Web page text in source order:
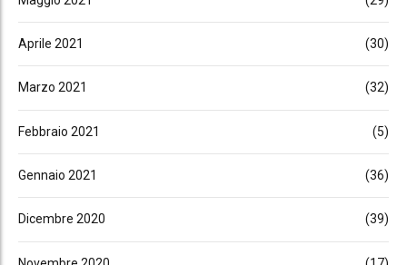
Aprile 2021 (30)
Marzo 2021 (32)
Febbraio 2021 (5)
Gennaio 2021 (36)
Dicembre 2020 (39)